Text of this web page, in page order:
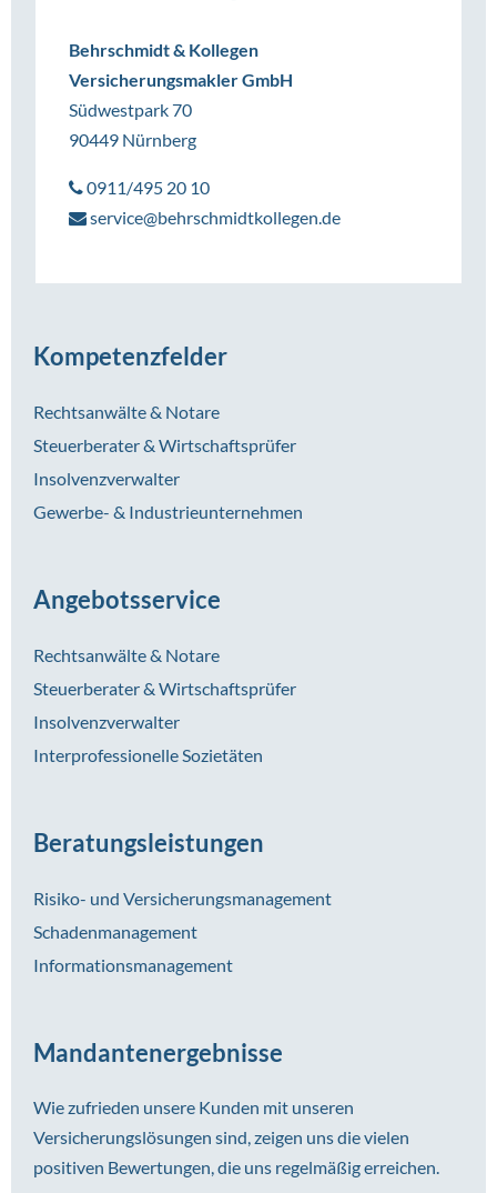
Behrschmidt & Kollegen
Versicherungsmakler GmbH
Südwestpark 70
90449 Nürnberg
0911/495 20 10
service@behrschmidtkollegen.de
Kompetenzfelder
Rechtsanwälte & Notare
Steuerberater & Wirtschaftsprüfer
Insolvenzverwalter
Gewerbe- & Industrieunternehmen
Angebotsservice
Rechtsanwälte & Notare
Steuerberater & Wirtschaftsprüfer
Insolvenzverwalter
Interprofessionelle Sozietäten
Beratungsleistungen
Risiko- und Versicherungsmanagement
Schadenmanagement
Informationsmanagement
Mandantenergebnisse
Wie zufrieden unsere Kunden mit unseren
Versicherungslösungen sind, zeigen uns die vielen
positiven Bewertungen, die uns regelmäßig erreichen.